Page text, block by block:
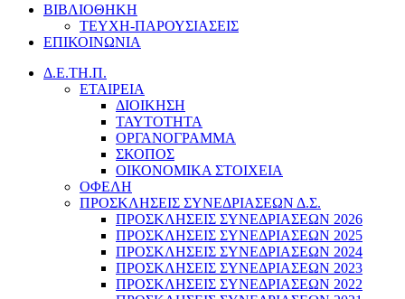
ΒΙΒΛΙΟΘΗΚΗ
ΤΕΥΧΗ-ΠΑΡΟΥΣΙΑΣΕΙΣ
ΕΠΙΚΟΙΝΩΝΙΑ
Δ.Ε.ΤΗ.Π.
ΕΤΑΙΡΕΙΑ
ΔΙΟΙΚΗΣΗ
ΤΑΥΤΟΤΗΤΑ
ΟΡΓΑΝΟΓΡΑΜΜΑ
ΣΚΟΠΟΣ
ΟΙΚΟΝΟΜΙΚΑ ΣΤΟΙΧΕΙΑ
ΟΦΕΛΗ
ΠΡΟΣΚΛΗΣΕΙΣ ΣΥΝΕΔΡΙΑΣΕΩΝ Δ.Σ.
ΠΡΟΣΚΛΗΣΕΙΣ ΣΥΝΕΔΡΙΑΣΕΩΝ 2026
ΠΡΟΣΚΛΗΣΕΙΣ ΣΥΝΕΔΡΙΑΣΕΩΝ 2025
ΠΡΟΣΚΛΗΣΕΙΣ ΣΥΝΕΔΡΙΑΣΕΩΝ 2024
ΠΡΟΣΚΛΗΣΕΙΣ ΣΥΝΕΔΡΙΑΣΕΩΝ 2023
ΠΡΟΣΚΛΗΣΕΙΣ ΣΥΝΕΔΡΙΑΣΕΩΝ 2022